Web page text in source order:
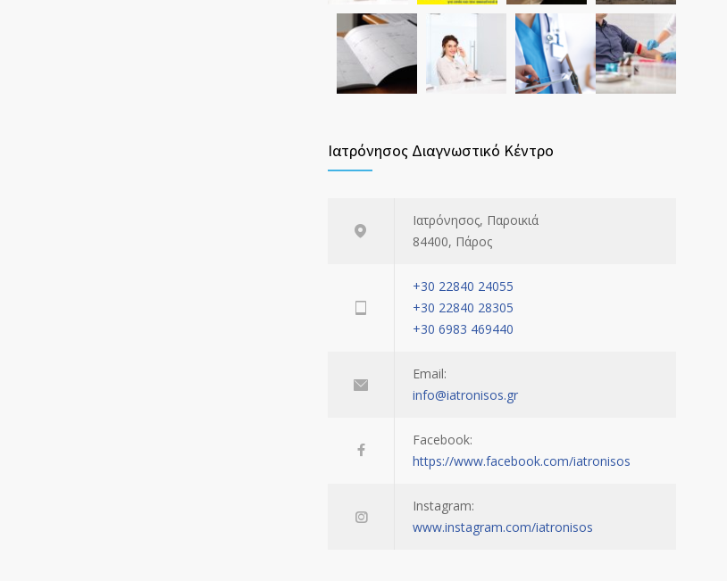
Ιατρόνησος Διαγνωστικό Κέντρο
Ιατρόνησος, Παροικιά
84400, Πάρος
+30 22840 24055
+30 22840 28305
+30 6983 469440
Email:
info@iatronisos.gr
Facebook:
https://www.facebook.com/iatronisos
Instagram:
www.instagram.com/iatronisos